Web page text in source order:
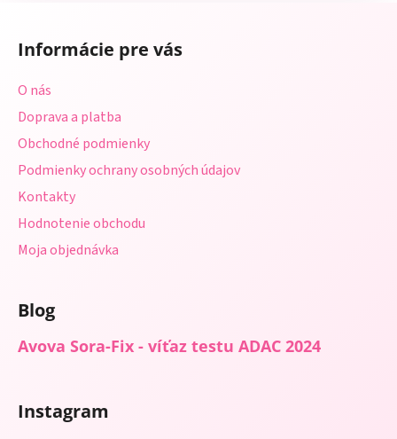
Informácie pre vás
O nás
Doprava a platba
Obchodné podmienky
Podmienky ochrany osobných údajov
Kontakty
Hodnotenie obchodu
Moja objednávka
Blog
Avova Sora-Fix - víťaz testu ADAC 2024
Instagram